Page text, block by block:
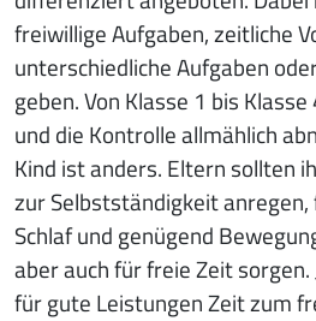
freiwillige Aufgaben, zeitliche
unterschiedliche Aufgaben
geben. Von Klasse 1 bis
und die Kontrolle allmählich
Kind ist anders. Eltern sollten
zur Selbstständigkeit
Schlaf und genügend
aber auch für freie Zeit
für gute Leistungen Zeit zum